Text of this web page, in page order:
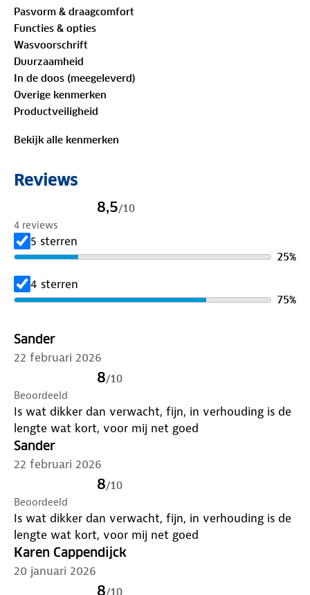
Eigenschappen van Poederbaas Skipully Heren
Arctic 2.0
Merk:Poederbaas
4-way stretch stof (250 GSM extra warm)
Lichtgewicht en ademend
Met duimgaten
Hoge kraag
Anti-odor coffeetreatment
Gebrushte binnenkant (extra zacht op de huid)
Regular fit
Verkrijgbaar in verschillende kleuren
Pasvorm & draagcomfort
Functies & opties
Wasvoorschrift
Duurzaamheid
In de doos (meegeleverd)
Overige kenmerken
Productveiligheid
Bekijk alle kenmerken
Reviews
8,5/10
4 reviews
5 sterren
25%
4 sterren
75%
Sander
22 februari 2026
8/10
Beoordeeld
Is wat dikker dan verwacht, fijn, in verhouding is de
lengte wat kort, voor mij net goed
Sander
22 februari 2026
8/10
Beoordeeld
Is wat dikker dan verwacht, fijn, in verhouding is de
lengte wat kort, voor mij net goed
Karen Cappendijck
20 januari 2026
8/10